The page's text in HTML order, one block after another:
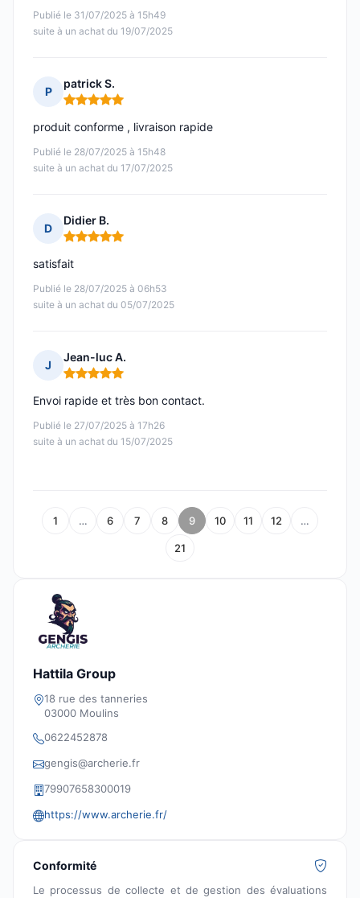
Publié le 31/07/2025 à 15h49
suite à un achat du 19/07/2025
P
patrick S.
Note : 5 sur 5
Publié le 28/07/2025 à 15h48
suite à un achat du 17/07/2025
produit conforme , livraison rapide
D
Didier B.
Note : 5 sur 5
Publié le 28/07/2025 à 06h53
suite à un achat du 05/07/2025
satisfait
J
Jean-luc A.
Note : 5 sur 5
Publié le 27/07/2025 à 17h26
suite à un achat du 15/07/2025
Envoi rapide et très bon contact.
1 … 6 7 8 9 10 11 12 …
21
Hattila Group
18 rue des tanneries
03000 Moulins
0622452878
gengis@archerie.fr
79907658300019
https://www.archerie.fr/
Conformité
Le processus de collecte et de gestion des évaluations